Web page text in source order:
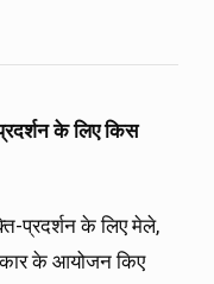
के लिए किस
प्रदर्शन के लिए मेले,
के आयोजन किए